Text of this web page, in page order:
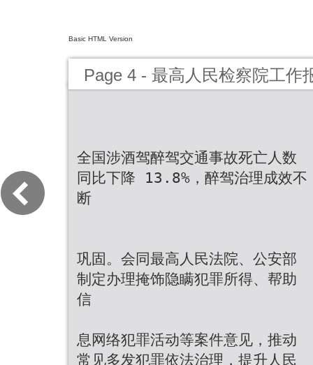
Basic HTML Version
Page 4 - 最高人民检察院工作
全国涉酒驾醉驾交通事故死亡人数
同比下降 13.8%，醉驾治理成效不
断
巩固。会同最高人民法院、公安部
制定办理掩饰隐瞒犯罪所得、帮助
信
息网络犯罪活动等案件意见，推动
常见多发犯罪依法治理，提升人民